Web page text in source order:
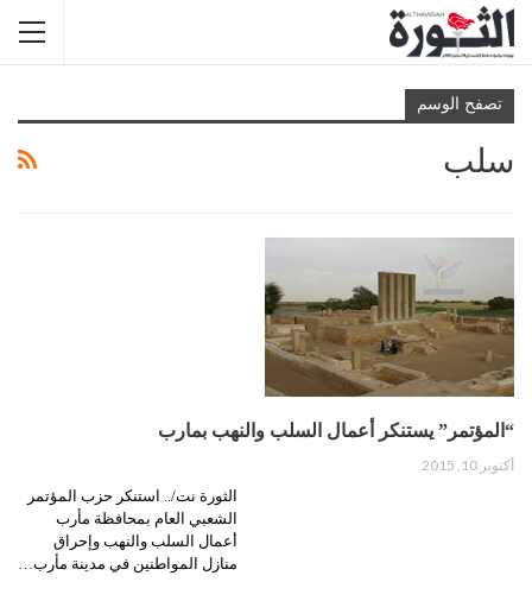
تصفح الوسم
سلب
“المؤتمر” يستنكر أعمال السلب والنهب بمارب
أكتوبر 10, 2015
الثورة نت/.. استنكر حزب المؤتمر
الشعبي العام بمحافظة مأرب
أعمال السلب والنهب وإحراق
منازل المواطنين في مدينة مأرب…